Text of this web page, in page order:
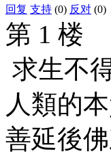
回复 支持 (0) 反对 (0)
第 1 楼
求生不
人類的
善延後